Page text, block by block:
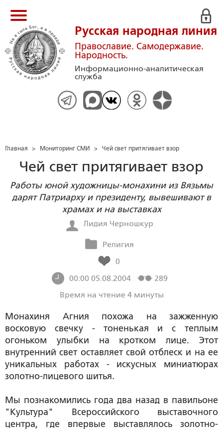
Русская народная линия
Православие. Самодержавие.
Народность.
Информационно-аналитическая
служба
Главная > Мониторинг СМИ > Чей свет притягивает взор
Чей свет притягивает взор
Работы юной художницы-монахини из Вязьмы
дарят Патриарху и президенту, вывешивают в
храмах и на выставках
Лидия Черношкур
Религия
0
00:00 05.08.2004
289
Время на чтение 4 минуты
Монахиня Агния похожа на зажженную
восковую свечку - тоненькая и с теплым
огоньком улыбки на кротком лице. Этот
внутренний свет оставляет свой отблеск и на ее
уникальных работах - искусных миниатюрах
золотно-лицевого шитья.
Мы познакомились года два назад в павильоне
"Культура" Всероссийского выставочного
центра, где впервые выставлялось золотно-